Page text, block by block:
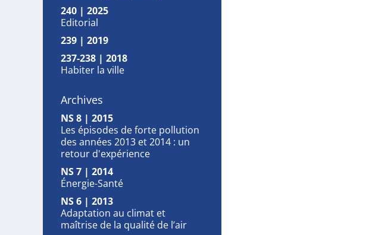
240 | 2025
Editorial
239 | 2019
237-238 | 2018
Habiter la ville
Archives
NS 8 | 2015
Les épisodes de forte pollution
des années 2013 et 2014 : un
retour d'expérience
NS 7 | 2014
Énergie-Santé
NS 6 | 2013
Adaptation au climat et
maîtrise de la qualité de l’air